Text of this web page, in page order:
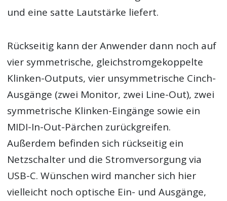
und eine satte Lautstärke liefert.
Rückseitig kann der Anwender dann noch auf
vier symmetrische, gleichstromgekoppelte
Klinken-Outputs, vier unsymmetrische Cinch-
Ausgänge (zwei Monitor, zwei Line-Out), zwei
symmetrische Klinken-Eingänge sowie ein
MIDI-In-Out-Pärchen zurückgreifen.
Außerdem befinden sich rückseitig ein
Netzschalter und die Stromversorgung via
USB-C. Wünschen wird mancher sich hier
vielleicht noch optische Ein- und Ausgänge,